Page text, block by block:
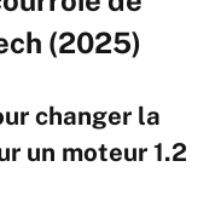
(2025)
changer la
un moteur 1.2